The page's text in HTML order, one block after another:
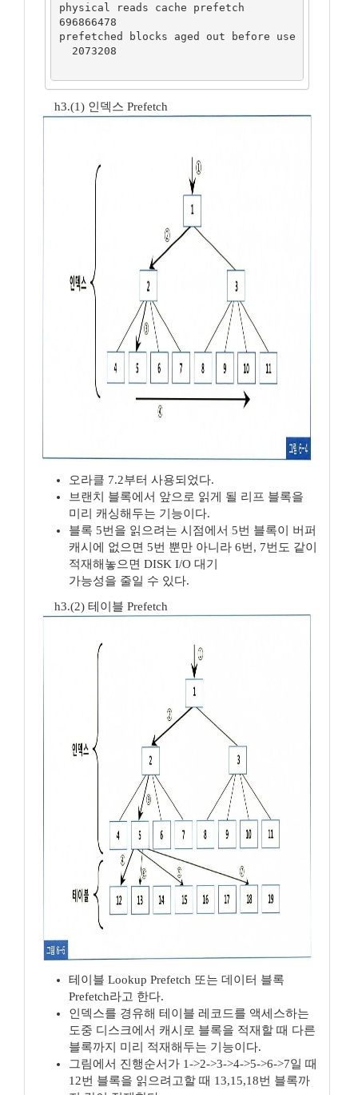
physical reads cache prefetch
696866478
prefetched blocks aged out before use
  2073208
h3.(1) 인덱스 Prefetch
오라클 7.2부터 사용되었다.
브랜치 블록에서 앞으로 읽게 될 리프 블록을
미리 캐싱해두는 기능이다.
블록 5번을 읽으려는 시점에서 5번 블록이 버퍼
캐시에 없으면 5번 뿐만 아니라 6번, 7번도 같이
적재해놓으면 DISK I/O 대기
가능성을 줄일 수 있다.
h3.(2) 테이블 Prefetch
테이블 Lookup Prefetch 또는 데이터 블록
Prefetch라고 한다.
인덱스를 경유해 테이블 레코드를 액세스하는
도중 디스크에서 캐시로 블록을 적재할 때 다른
블록까지 미리 적재해두는 기능이다.
그림에서 진행순서가 1->2->3->4->5->6->7일 때
12번 블록을 읽으려고할 때 13,15,18번 블록까